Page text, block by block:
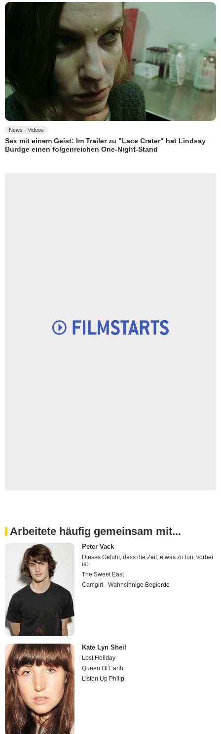
News - Videos
Sex mit einem Geist: Im Trailer zu "Lace Crater" hat Lindsay
Burdge einen folgenreichen One-Night-Stand
Arbeitete häufig gemeinsam mit...
Peter Vack
Dieses Gefühl, dass die Zeit, etwas zu tun, vorbei
ist
The Sweet East
Camgirl - Wahnsinnige Begierde
Kate Lyn Sheil
Lost Holiday
Queen Of Earth
Listen Up Philip